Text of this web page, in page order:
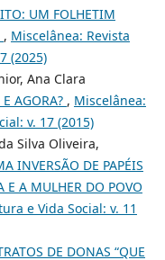
UM FOLHETIM
, Miscelânea: Revista
(2025)
Ana Clara
E AGORA? , Miscelânea:
v. 17 (2015)
Silva Oliveira,
INVERSÃO DE PAPÉIS
E A MULHER DO POVO
e Vida Social: v. 11
DE DONAS “QUE